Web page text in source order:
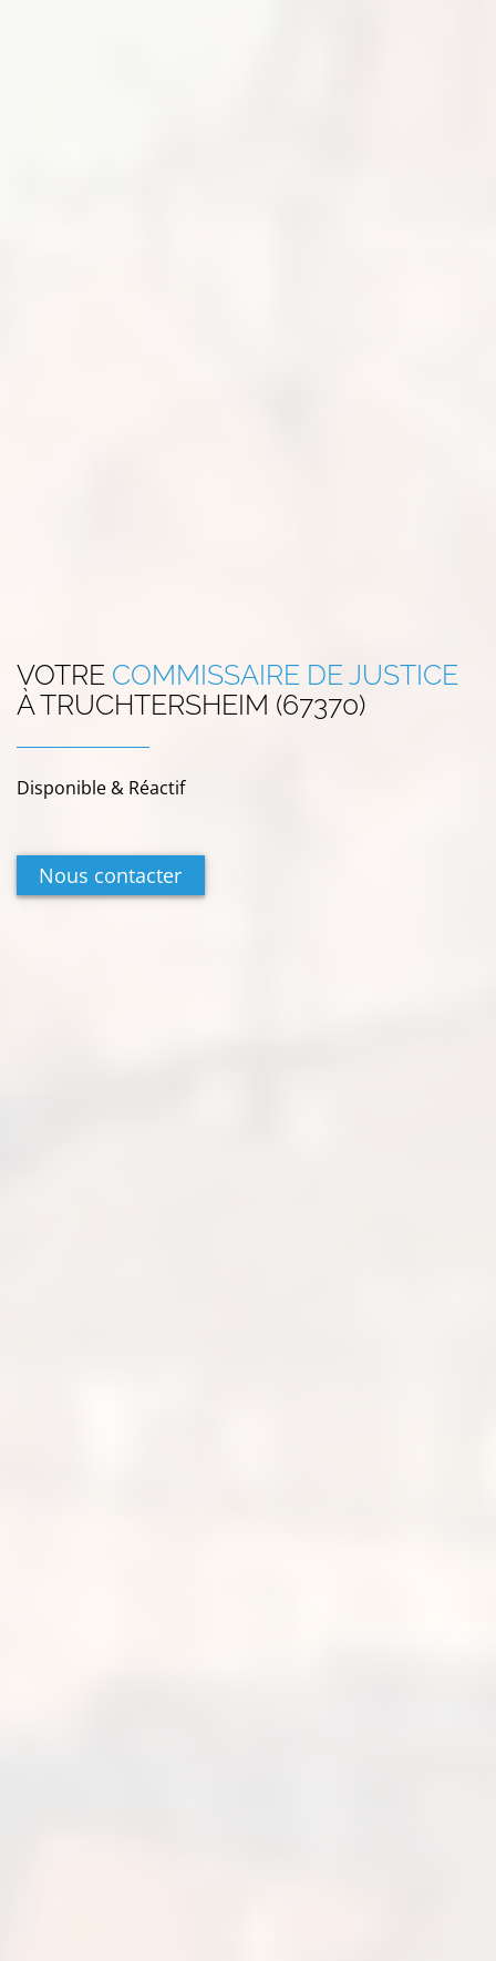
VOTRE COMMISSAIRE DE JUSTICE
ÀTRUCHTERSHEIM (67370)
Disponible & Réactif
Nous contacter